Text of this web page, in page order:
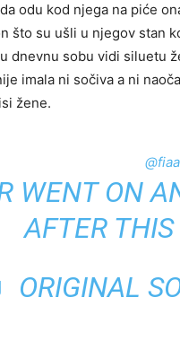
odu kod njega na piće
što su ušli u njegov stan
dnevnu sobu vidi siluetu
imala ni sočiva a ni
žene.
WENT ON
AFTER
ORIGINAL